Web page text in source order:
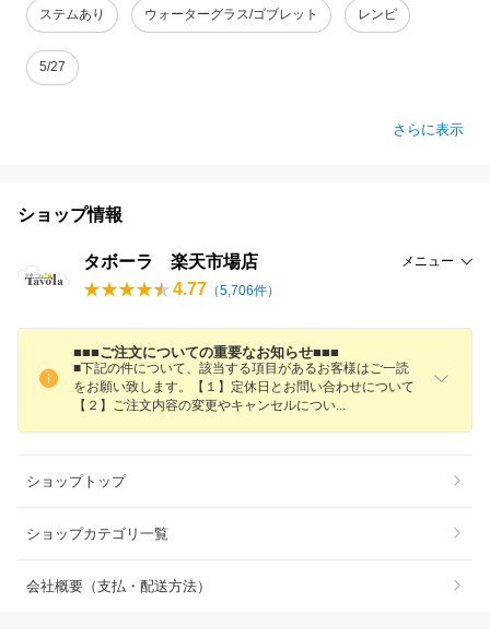
ステムあり ウォーターグラス/ゴブレット レンピ
5/27
さらに表示
ショップ情報
タボーラ 楽天市場店 メニュー
4.77 （5,706件）
■■■ご注文についての重要なお知らせ■■■
■下記の件について、該当する項目があるお客様はご一読
をお願い致します。【１】定休日とお問い合わせについて
【２】ご注文内容の変更やキャンセルについ
ショップトップ
ショップカテゴリ一覧
会社概要（支払・配送方法）